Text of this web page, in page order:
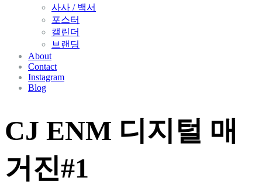
사사 / 백서
포스터
캘린더
브랜딩
About
Contact
Instagram
Blog
CJ ENM 디지털 매
거진#1